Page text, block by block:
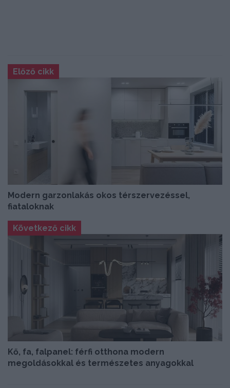
Előző cikk
Modern garzonlakás okos térszervezéssel,
fiataloknak
Következő cikk
Kő, fa, falpanel: férfi otthona modern
megoldásokkal és természetes anyagokkal